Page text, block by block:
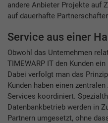
andere Anbieter Projekte auf
auf dauerhafte
Service aus einer
Obwohl das Unternehmen
TIMEWARP IT den Kunden
Dabei verfolgt man das
Kunden haben einen
Services koordiniert.
Datenbankbetrieb werden in
Partnern umgesetzt, ohne